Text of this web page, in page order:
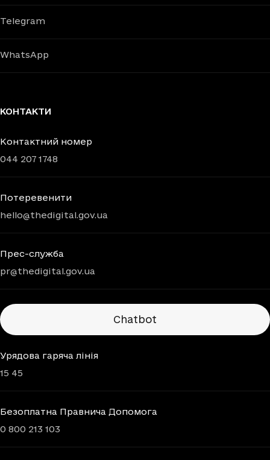
Telegram
WhatsApp
КОНТАКТИ
Контактний номер
044 207 1748
Потеревенити
hello@thedigital.gov.ua
Прес-служба
pr@thedigital.gov.ua
Chatbots
Chatbot
Урядова гаряча лінія
15 45
Безоплатна Правнича Допомога
0 800 213 103